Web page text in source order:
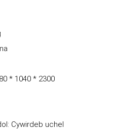
* 1040 * 2300
Cywirdeb uchel